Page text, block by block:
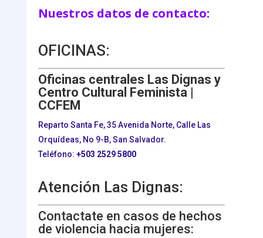
Nuestros datos de contacto:
OFICINAS:
Oficinas centrales Las Dignas y
Centro Cultural Feminista |
CCFEM
Reparto Santa Fe, 35 Avenida Norte, Calle Las
Orquídeas, No 9-B, San Salvador.
Teléfono: +503 2529 5800
Atención Las Dignas:
Contactate en casos de hechos
de violencia hacia mujeres: